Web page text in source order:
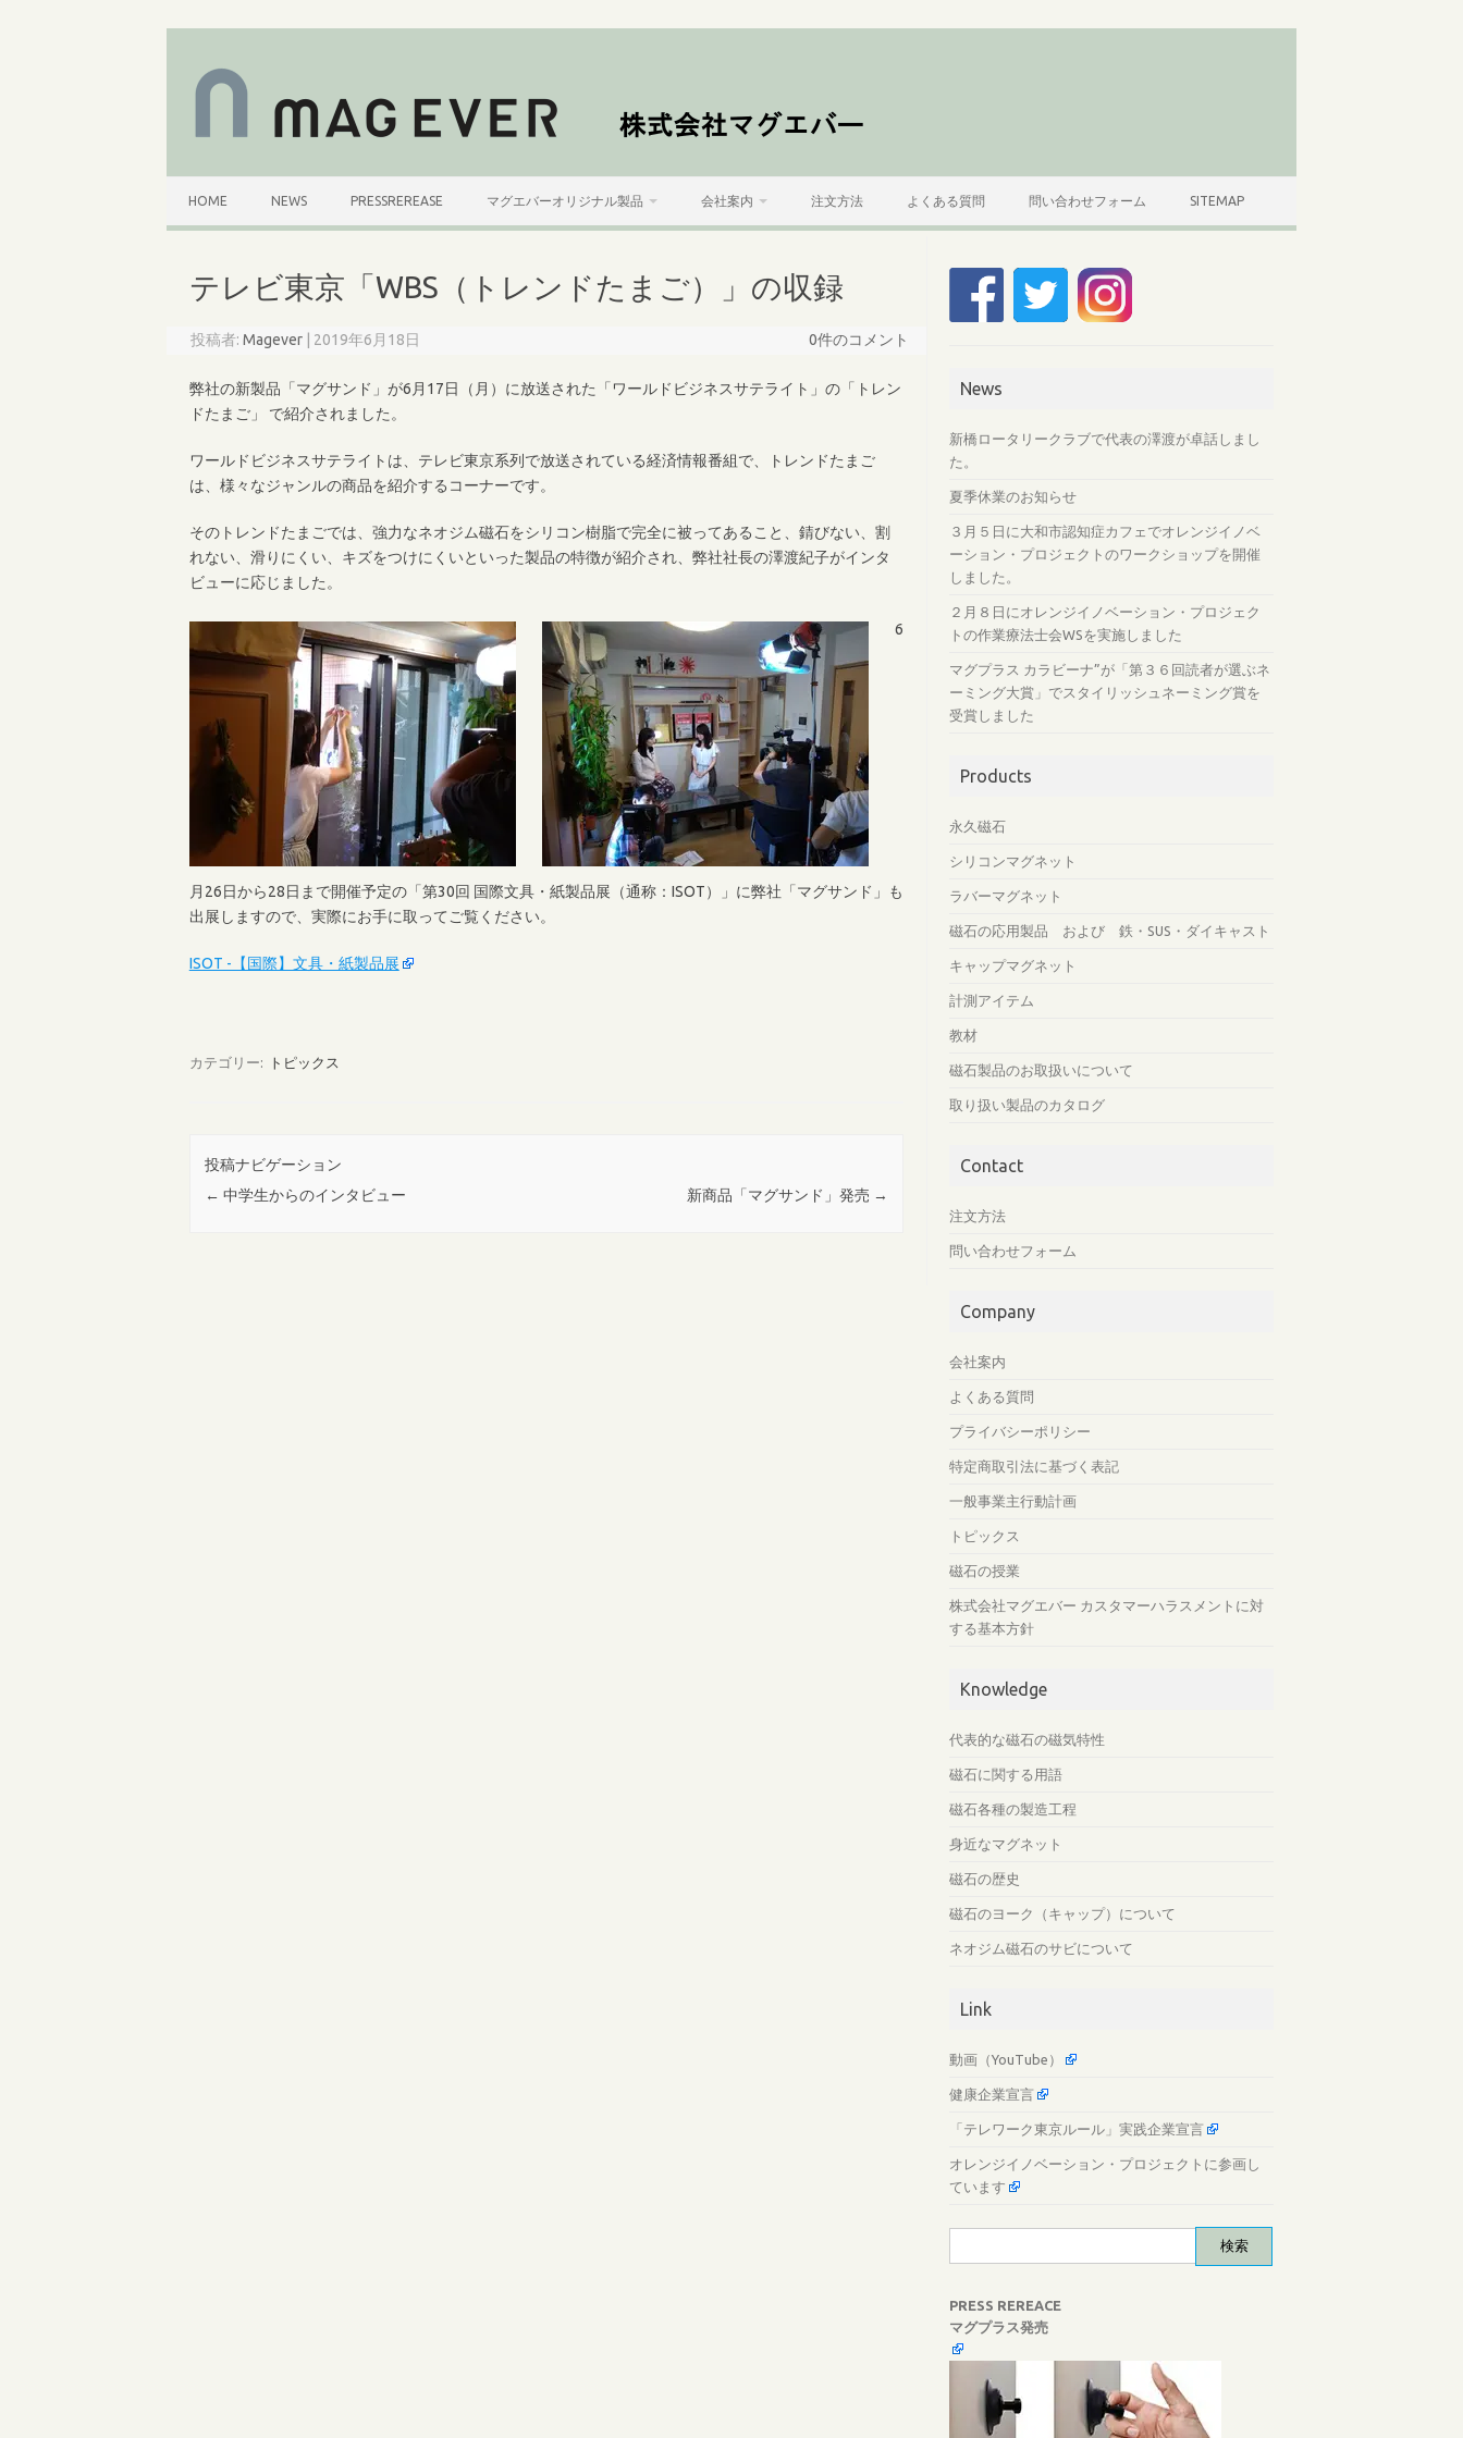
コ
HOME NEWS PRESSREREASE マグエバーオリジナル製品 会社案内 注文方法 よくある質問 問い合わせフォーム SITEMAP
テレビ東京「WBS（トレンドたまご）」の収録
投稿者:Magever 2019年6月18日 0件のコメント
弊社の新製品「マグサンド」が6月17日（月）に放送された「ワールドビジネスサテライト」の「トレン
ドたまご」 で紹介されました。
ワールドビジネスサテライトは、テレビ東京系列で放送されている経済情報番組で、トレンドたまご
は、様々なジャンルの商品を紹介するコーナーです。
そのトレンドたまごでは、強力なネオジム磁石をシリコン樹脂で完全に被ってあること、錆びない、割
れない、滑りにくい、キズをつけにくいといった製品の特徴が紹介され、弊社社長の澤渡紀子がインタ
ビューに応じました。
6
月26日から28日まで開催予定の「第30回 国際文具・紙製品展（通称：ISOT）」に弊社「マグサンド」も
出展しますので、実際にお手に取ってご覧ください。
ISOT -【国際】文具・紙製品展
カテゴリー: トピックス
投稿ナビゲーション
← 中学生からのインタビュー 新商品「マグサンド」発売 →
News
新橋ロータリークラブで代表の澤渡が卓話しまし
た。
夏季休業のお知らせ
３月５日に大和市認知症カフェでオレンジイノベ
ーション・プロジェクトのワークショップを開催
しました。
２月８日にオレンジイノベーション・プロジェク
トの作業療法士会WSを実施しました
マグプラス カラビーナ”が「第３６回読者が選ぶネ
ーミング大賞」でスタイリッシュネーミング賞を
受賞しました
Products
永久磁石
シリコンマグネット
ラバーマグネット
磁石の応用製品 および 鉄・SUS・ダイキャスト
キャップマグネット
計測アイテム
教材
磁石製品のお取扱いについて
取り扱い製品のカタログ
Contact
注文方法
問い合わせフォーム
Company
会社案内
よくある質問
プライバシーポリシー
特定商取引法に基づく表記
一般事業主行動計画
トピックス
磁石の授業
株式会社マグエバー カスタマーハラスメントに対
する基本方針
Knowledge
代表的な磁石の磁気特性
磁石に関する用語
磁石各種の製造工程
身近なマグネット
磁石の歴史
磁石のヨーク（キャップ）について
ネオジム磁石のサビについて
Link
動画（YouTube）
健康企業宣言
「テレワーク東京ルール」実践企業宣言
オレンジイノベーション・プロジェクトに参画し
ています
索:
PRESS REREACE
マグプラス発売